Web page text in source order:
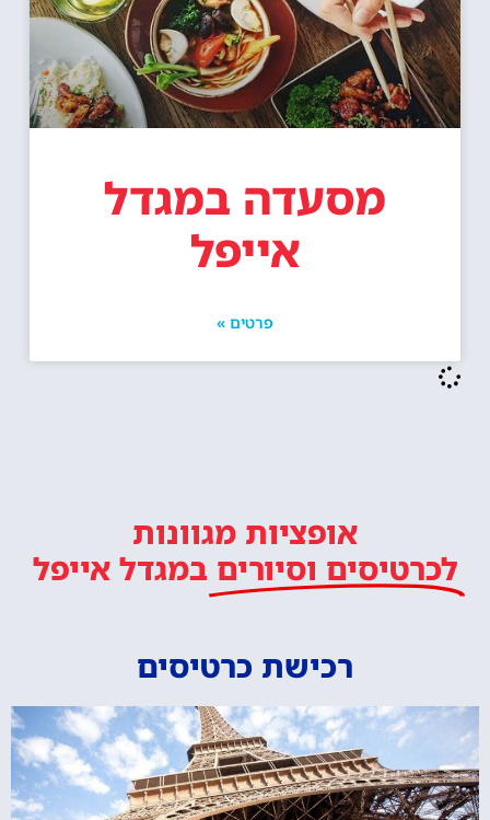
מסעדה במגדל
אייפל
פרטים »
אופציות מגוונות
לכרטיסים וסיורים במגדל אייפל
רכישת כרטיסים